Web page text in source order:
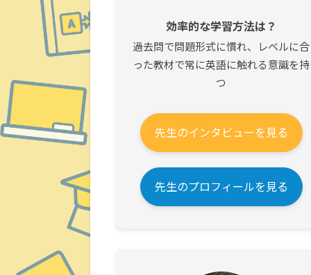
効率的な学習方法は？
過去問で問題形式に慣れ、レベルに合
った教材で常に英語に触れる意識を持
つ
先生のインタビューを見る
先生のプロフィールを見る